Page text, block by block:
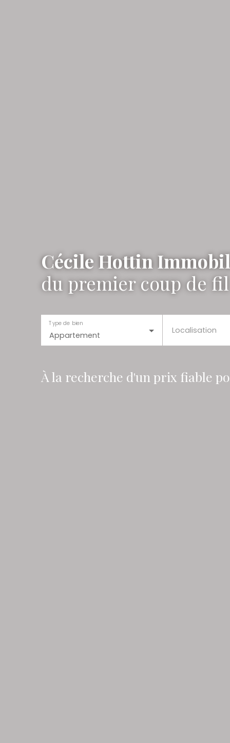
Cécile Hottin
du premier coup de
Appartement
Type de bien
Localisation
À la recherche d'un prix fiable